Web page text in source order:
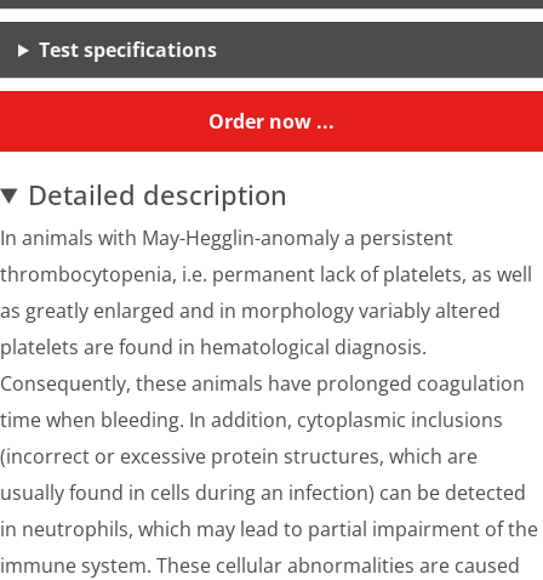
Test specifications
Order now ...
Detailed description
In animals with May-Hegglin-anomaly a persistent
thrombocytopenia, i.e. permanent lack of platelets, as well
as greatly enlarged and in morphology variably altered
platelets are found in hematological diagnosis.
Consequently, these animals have prolonged coagulation
time when bleeding. In addition, cytoplasmic inclusions
(incorrect or excessive protein structures, which are
usually found in cells during an infection) can be detected
in neutrophils, which may lead to partial impairment of the
immune system. These cellular abnormalities are caused